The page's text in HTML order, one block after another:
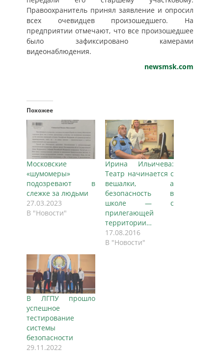
Правоохранитель принял заявление и опросил
всех очевидцев произошедшего. На
предприятии отмечают, что все произошедшее
было зафиксировано камерами
видеонаблюдения.
newsmsk.com
Похожее
Московские
«шумомеры»
подозревают в
слежке за людьми
27.03.2023
В "Новости"
Ирина Ильичева:
Театр начинается с
вешалки, а
безопасность в
школе — с
прилегающей
территории…
17.08.2016
В "Новости"
В ЛГПУ прошло
успешное
тестирование
системы
безопасности
29.11.2022